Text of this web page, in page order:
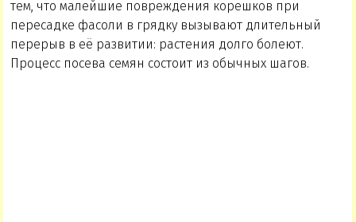
тем, что малейшие повреждения корешков при
пересадке фасоли в грядку вызывают длительный
перерыв в её развитии: растения долго болеют.
Процесс посева семян состоит из обычных шагов.